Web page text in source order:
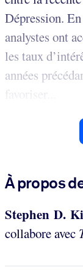
Dépression.
analystes ont
les taux
années
favoriser...
À propos
Stephen D.
collabore avec